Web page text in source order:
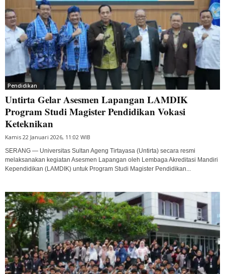
Pendidikan
Untirta Gelar Asesmen Lapangan LAMDIK
Program Studi Magister Pendidikan Vokasi
Keteknikan
Kamis 22 Januari 2026, 11:02 WIB
SERANG — Universitas Sultan Ageng Tirtayasa (Untirta) secara resmi
melaksanakan kegiatan Asesmen Lapangan oleh Lembaga Akreditasi Mandiri
Kependidikan (LAMDIK) untuk Program Studi Magister Pendidikan...